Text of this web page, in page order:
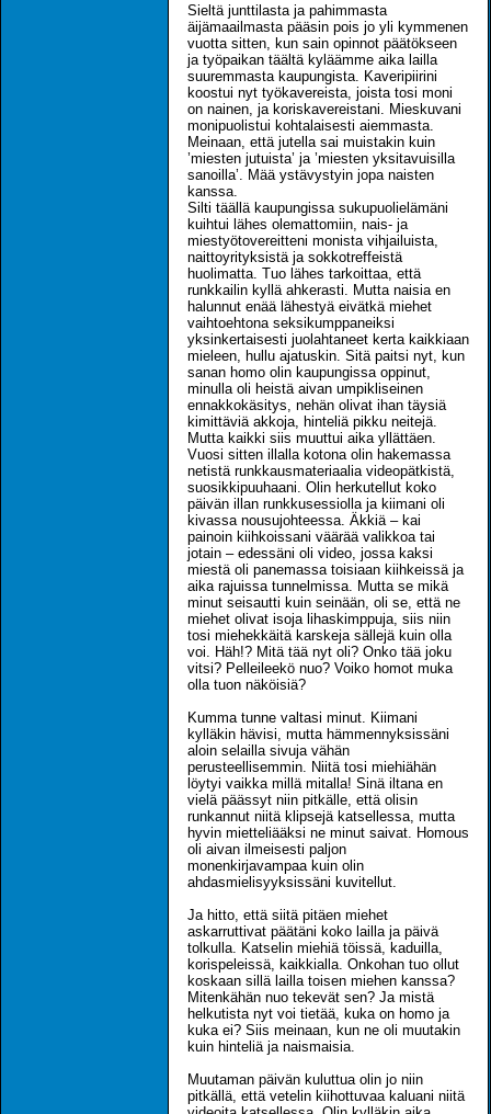
Sieltä junttilasta ja pahimmasta
äijämaailmasta pääsin pois jo yli kymmenen
vuotta sitten, kun sain opinnot päätökseen
ja työpaikan täältä kyläämme aika lailla
suuremmasta kaupungista. Kaveripiirini
koostui nyt työkavereista, joista tosi moni
on nainen, ja koriskavereistani. Mieskuvani
monipuolistui kohtalaisesti aiemmasta.
Meinaan, että jutella sai muistakin kuin
’miesten jutuista’ ja ’miesten yksitavuisilla
sanoilla’. Mää ystävystyin jopa naisten
kanssa.
Silti täällä kaupungissa sukupuolielämäni
kuihtui lähes olemattomiin, nais- ja
miestyötovereitteni monista vihjailuista,
naittoyrityksistä ja sokkotreffeistä
huolimatta. Tuo lähes tarkoittaa, että
runkkailin kyllä ahkerasti. Mutta naisia en
halunnut enää lähestyä eivätkä miehet
vaihtoehtona seksikumppaneiksi
yksinkertaisesti juolahtaneet kerta kaikkiaan
mieleen, hullu ajatuskin. Sitä paitsi nyt, kun
sanan homo olin kaupungissa oppinut,
minulla oli heistä aivan umpikliseinen
ennakkokäsitys, nehän olivat ihan täysiä
kimittäviä akkoja, hinteliä pikku neitejä.
Mutta kaikki siis muuttui aika yllättäen.
Vuosi sitten illalla kotona olin hakemassa
netistä runkkausmateriaalia videopätkistä,
suosikkipuuhaani. Olin herkutellut koko
päivän illan runkkusessiolla ja kiimani oli
kivassa nousujohteessa. Äkkiä – kai
painoin kiihkoissani väärää valikkoa tai
jotain – edessäni oli video, jossa kaksi
miestä oli panemassa toisiaan kiihkeissä ja
aika rajuissa tunnelmissa. Mutta se mikä
minut seisautti kuin seinään, oli se, että ne
miehet olivat isoja lihaskimppuja, siis niin
tosi miehekkäitä karskeja sällejä kuin olla
voi. Häh!? Mitä tää nyt oli? Onko tää joku
vitsi? Pelleileekö nuo? Voiko homot muka
olla tuon näköisiä?
Kumma tunne valtasi minut. Kiimani
kylläkin hävisi, mutta hämmennyksissäni
aloin selailla sivuja vähän
perusteellisemmin. Niitä tosi miehiähän
löytyi vaikka millä mitalla! Sinä iltana en
vielä päässyt niin pitkälle, että olisin
runkannut niitä klipsejä katsellessa, mutta
hyvin mietteliääksi ne minut saivat. Homous
oli aivan ilmeisesti paljon
monenkirjavampaa kuin olin
ahdasmielisyyksissäni kuvitellut.
Ja hitto, että siitä pitäen miehet
askarruttivat päätäni koko lailla ja päivä
tolkulla. Katselin miehiä töissä, kaduilla,
korispeleissä, kaikkialla. Onkohan tuo ollut
koskaan sillä lailla toisen miehen kanssa?
Mitenkähän nuo tekevät sen? Ja mistä
helkutista nyt voi tietää, kuka on homo ja
kuka ei? Siis meinaan, kun ne oli muutakin
kuin hinteliä ja naismaisia.
Muutaman päivän kuluttua olin jo niin
pitkällä, että vetelin kiihottuvaa kaluani niitä